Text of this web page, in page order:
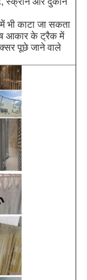
भी काटा जा सकता
आकार के ट्रैक में
पूछे जाने वाले